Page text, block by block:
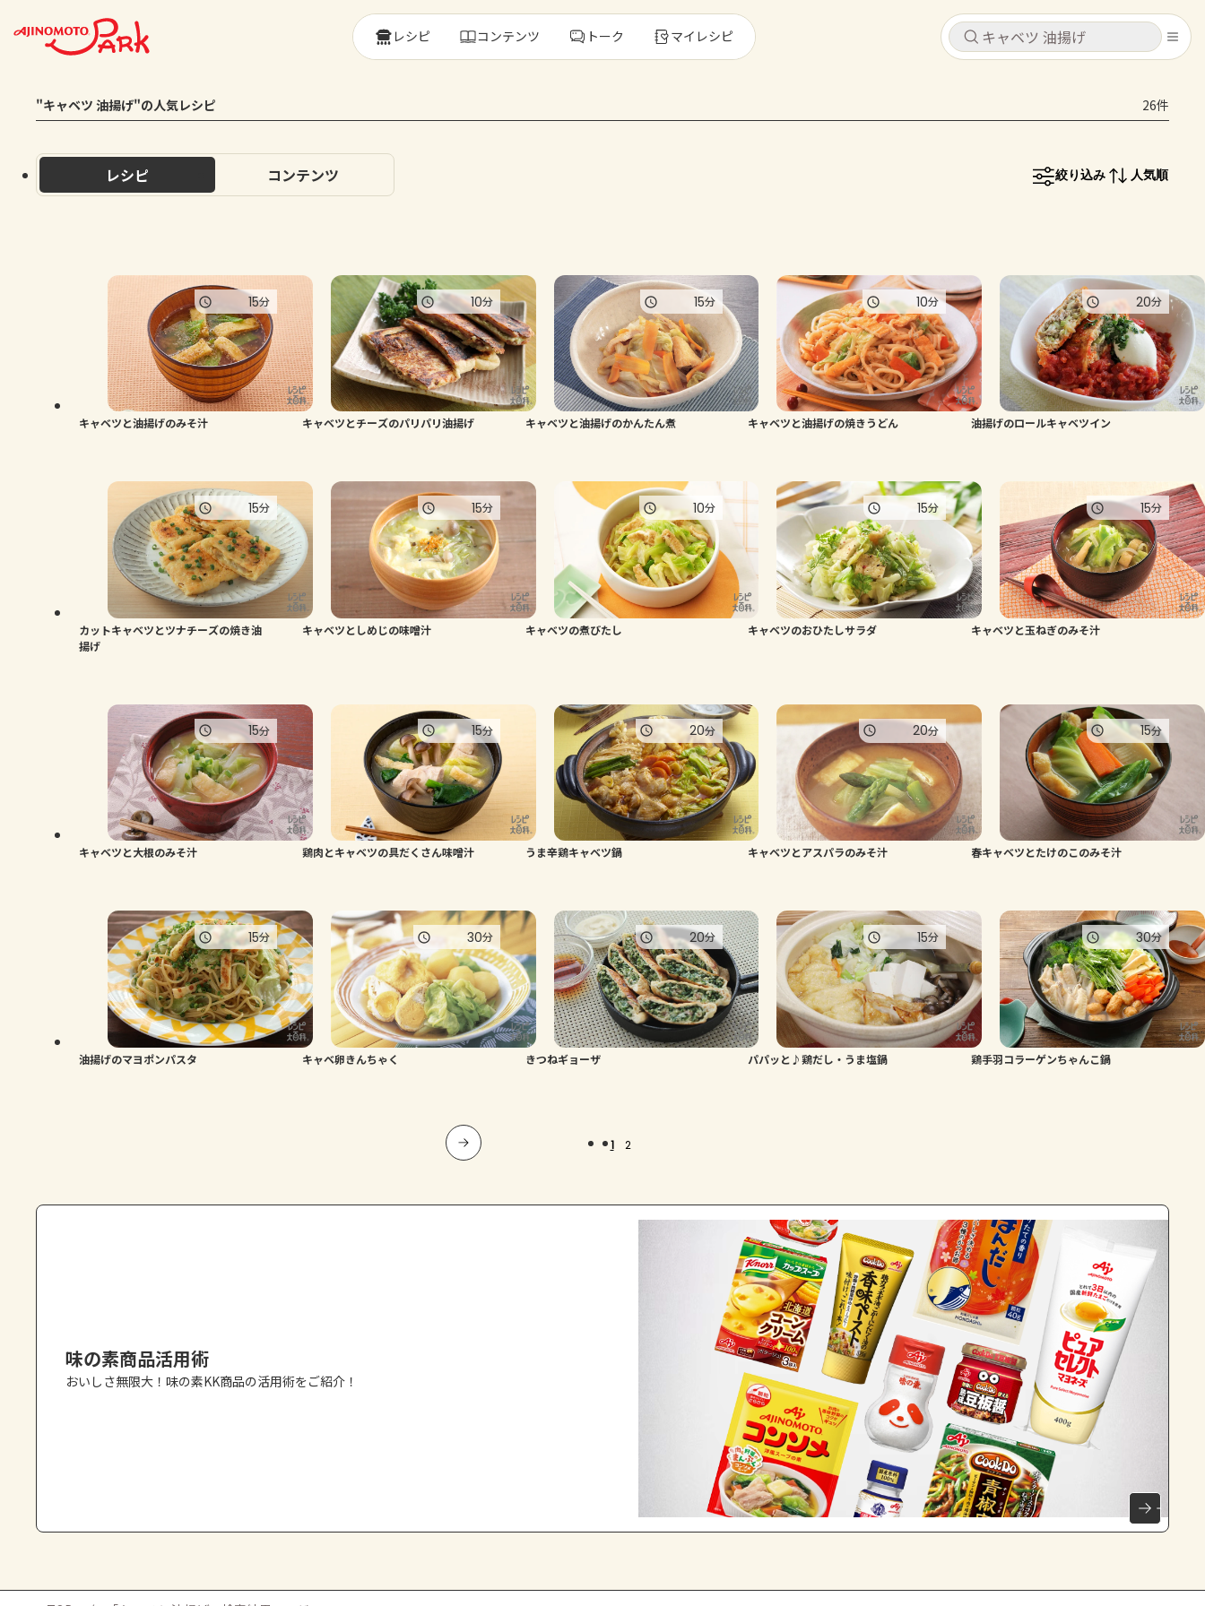
キャンセル
ログインするとレシピを保存できます
コンテンツ
レシピ
トーク
よくあるお問い合わせ
お買い物
AJINOMOTO PARK とは
キャンセル
レシピ コンテンツ
レシピ コンテンツ トーク マイレシピ
"キャベツ 油揚げ"の人気レシピ 26件
レシピ コンテンツ 絞り込み 人気順
キャベツと油揚げのみそ汁
15分
キャベツとチーズのパリパリ油揚げ
10分
キャベツと油揚げのかんたん煮
15分
キャベツと油揚げの焼きうどん
10分
油揚げのロールキャベツイン
20分
カットキャベツとツナチーズの焼き油
揚げ
15分
キャベツとしめじの味噌汁
15分
キャベツの煮びたし
10分
キャベツのおひたしサラダ
15分
キャベツと玉ねぎのみそ汁
15分
キャベツと大根のみそ汁
15分
鶏肉とキャベツの具だくさん味噌汁
15分
うま辛鶏キャベツ鍋
20分
キャベツとアスパラのみそ汁
20分
春キャベツとたけのこのみそ汁
15分
油揚げのマヨポンパスタ
15分
キャベ卵きんちゃく
30分
きつねギョーザ
20分
パパッと♪鶏だし・うま塩鍋
15分
鶏手羽コラーゲンちゃんこ鍋
30分
1 2
味の素商品活用術
おいしさ無限大！味の素KK商品の活用術をご紹介！